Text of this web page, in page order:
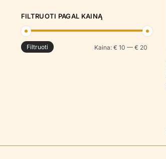
FILTRUOTI PAGAL KAINĄ
Min
Maks
Filtruoti Kaina: € 10 — € 20